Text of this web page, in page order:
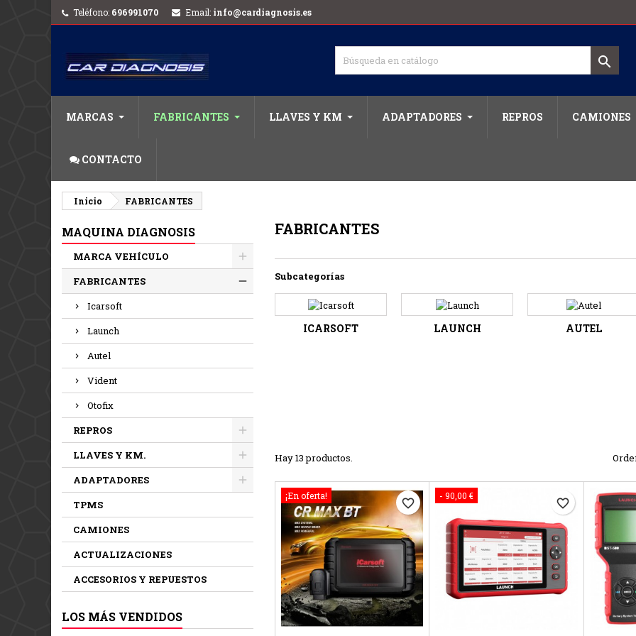
Teléfono: 696991070 Email: info@cardiagnosis.es

MARCAS FABRICANTES LLAVES Y KM ADAPTADORES REPROS CAMIONES
CONTACTO
Inicio FABRICANTES
MAQUINA DIAGNOSIS
MARCA VEHÍCULO
FABRICANTES
Icarsoft
Launch
Autel
Vident
Otofix
REPROS
LLAVES Y KM.
ADAPTADORES
TPMS
CAMIONES
ACTUALIZACIONES
ACCESORIOS Y REPUESTOS
LOS MÁS VENDIDOS
FABRICANTES
Subcategorías
ICARSOFT LAUNCH AUTEL
Hay 13 productos.
¡En oferta!
favorite_border
- 90,00 €
favorite_border